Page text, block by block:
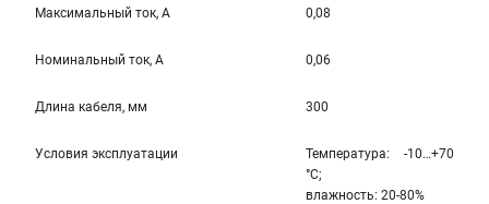
Максимальный ток, А 0,08
Номинальный ток, А 0,06
Длина кабеля, мм 300
Условия эксплуатации
Температура: -10…+70
°С;
влажность: 20-80%